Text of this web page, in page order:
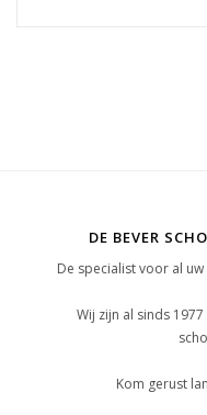
DE BEVER
De specialist voor al
Wij zijn al sinds
Kom gerust